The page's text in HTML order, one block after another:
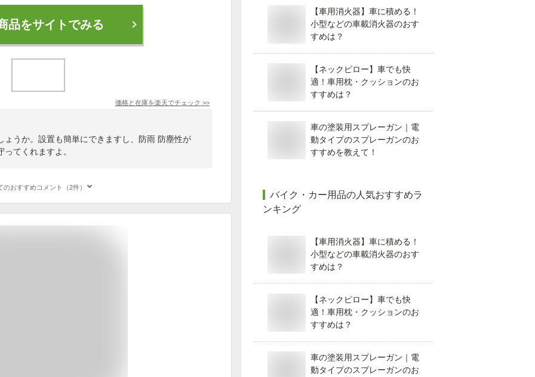
品をサイトでみる
価格と在庫を楽天でチェック >>
ょうか。設置も簡単にできますし、防雨 防塵性が
てくれますよ。
のおすすめコメント（2件）
【車用消火器】車に積める！
小型などの車載消火器のおす
すめは？
【ネックピロー】車でも快
適！車用枕・クッションのお
すすめは？
車の塗装用スプレーガン｜電
動タイプのスプレーガンのお
すすめを教えて！
バイク・カー用品の人気おすすめラ
ンキング
【車用消火器】車に積める！
小型などの車載消火器のおす
すめは？
【ネックピロー】車でも快
適！車用枕・クッションのお
すすめは？
車の塗装用スプレーガン｜電
動タイプのスプレーガンのお